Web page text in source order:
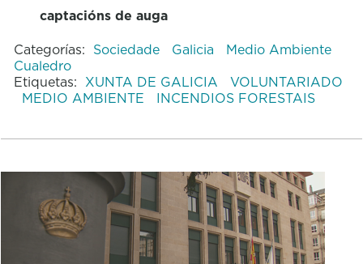
captacións de auga
Categorías: Sociedade Galicia
Medio Ambiente
Cualedro
Etiquetas: XUNTA DE GALICIA
VOLUNTARIADO
MEDIO AMBIENTE
INCENDIOS FORESTAIS